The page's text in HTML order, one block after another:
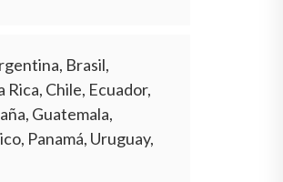
Brasil,
Rica, Chile, Ecuador,
Guatemala,
Panamá, Uruguay,